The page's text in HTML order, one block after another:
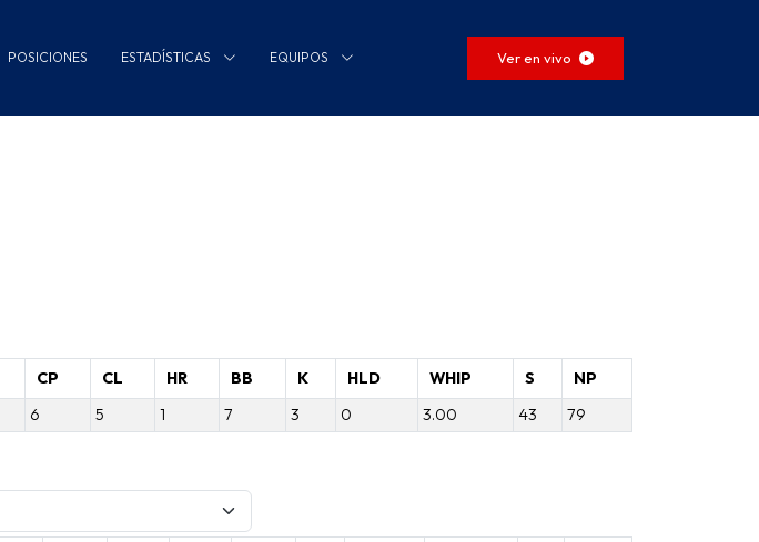
POSICIONES ESTADÍSTICAS EQUIPOS Ver en vivo
CP CL HR BB K HLD WHIP S
NP
6 5 1 7 3 0 3.00 43 79